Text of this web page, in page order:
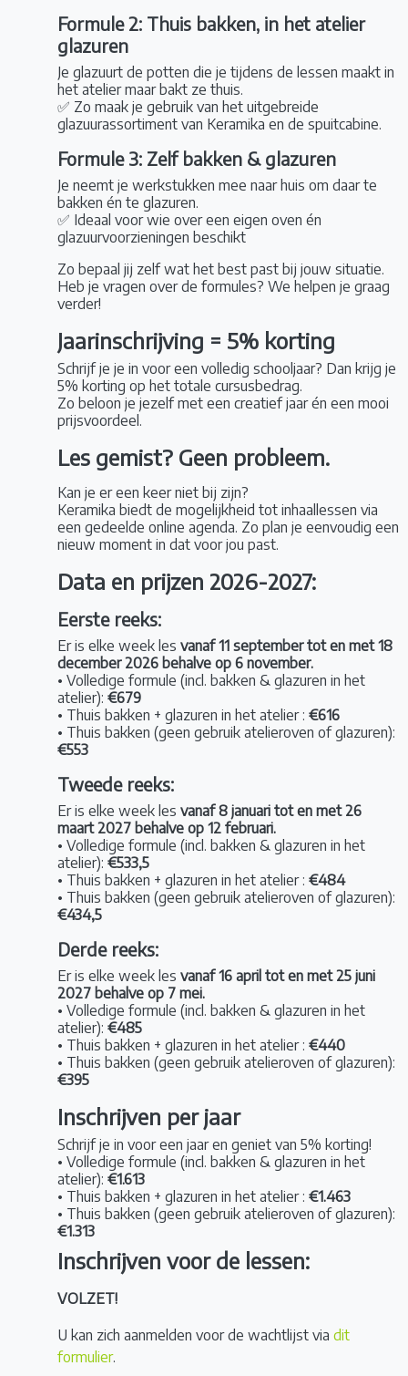
Formule 2: Thuis bakken, in het atelier
glazuren
Je glazuurt de potten die je tijdens de lessen maakt in
het atelier maar bakt ze thuis.
✅ Zo maak je gebruik van het uitgebreide
glazuurassortiment van Keramika en de spuitcabine.
Formule 3: Zelf bakken & glazuren
Je neemt je werkstukken mee naar huis om daar te
bakken én te glazuren.
✅ Ideaal voor wie over een eigen oven én
glazuurvoorzieningen beschikt
Zo bepaal jij zelf wat het best past bij jouw situatie.
Heb je vragen over de formules? We helpen je graag
verder!
Jaarinschrijving = 5% korting
Schrijf je je in voor een volledig schooljaar? Dan krijg je
5% korting op het totale cursusbedrag.
Zo beloon je jezelf met een creatief jaar én een mooi
prijsvoordeel.
Les gemist? Geen probleem.
Kan je er een keer niet bij zijn?
Keramika biedt de mogelijkheid tot inhaallessen via
een gedeelde online agenda. Zo plan je eenvoudig een
nieuw moment in dat voor jou past.
Data en prijzen 2026-2027:
Eerste reeks:
Er is elke week les vanaf 11 september tot en met 18
december 2026 behalve op 6 november.
• Volledige formule (incl. bakken & glazuren in het
atelier): €679
• Thuis bakken + glazuren in het atelier : €616
• Thuis bakken (geen gebruik atelieroven of glazuren):
€553
Tweede reeks:
Er is elke week les vanaf 8 januari tot en met 26
maart 2027 behalve op 12 februari.
• Volledige formule (incl. bakken & glazuren in het
atelier): €533,5
• Thuis bakken + glazuren in het atelier : €484
• Thuis bakken (geen gebruik atelieroven of glazuren):
€434,5
Derde reeks:
Er is elke week les vanaf 16 april tot en met 25 juni
2027 behalve op 7 mei.
• Volledige formule (incl. bakken & glazuren in het
atelier): €485
• Thuis bakken + glazuren in het atelier : €440
• Thuis bakken (geen gebruik atelieroven of glazuren):
€395
Inschrijven per jaar
Schrijf je in voor een jaar en geniet van 5% korting!
• Volledige formule (incl. bakken & glazuren in het
atelier): €1.613
• Thuis bakken + glazuren in het atelier : €1.463
• Thuis bakken (geen gebruik atelieroven of glazuren):
€1.313
Inschrijven voor de lessen:
VOLZET!
U kan zich aanmelden voor de wachtlijst via dit
formulier.